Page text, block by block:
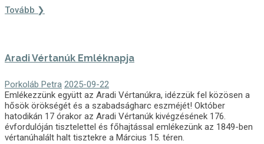
Tovább ❯
Aradi Vértanúk Emléknapja
Porkoláb Petra 2025-09-22
Emlékezzünk együtt az Aradi Vértanúkra, idézzük fel közösen a
hősök örökségét és a szabadságharc eszméjét! Október
hatodikán 17 órakor az Aradi Vértanúk kivégzésének 176.
évfordulóján tisztelettel és főhajtással emlékezünk az 1849-ben
vértanúhalált halt tisztekre a Március 15. téren.